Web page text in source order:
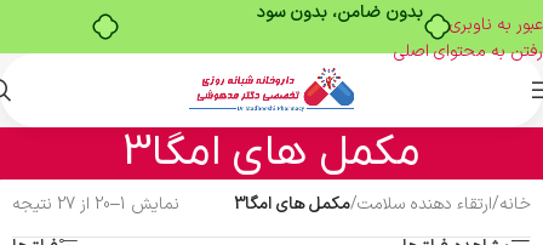
خرید قسطی با ترب‌پی
عبور به ناوبری
رفتن به محتوای اصلی
مکمل های امگا3
خانه/ارتقاء دهنده سلامت/مکمل های امگا3
نمایش 1–20 از 27 نتیجه